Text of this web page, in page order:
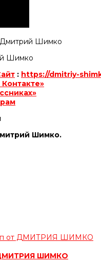
Шимко
: https://dmitriy-
Контакте»
Шимко.
ШИМКО